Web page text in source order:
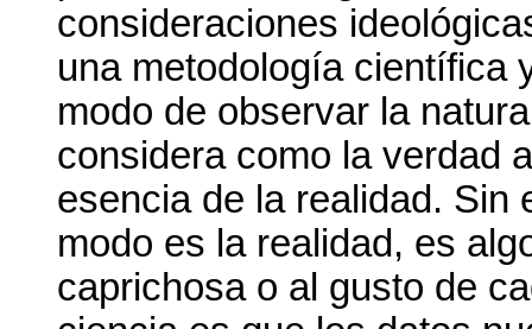
consideraciones
una metodología científica
modo de observar la
considera como la verdad
esencia de la realidad. Sin
modo es la realidad, es
caprichosa o al gusto de